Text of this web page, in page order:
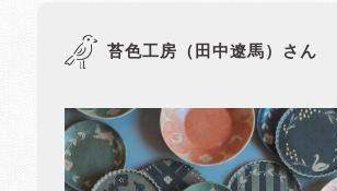
苔色工房（田中遼馬）さん